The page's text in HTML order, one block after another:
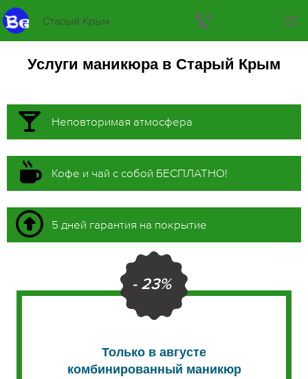
Старый Крым
Услуги маникюра в Старый Крым
Неповторимая атмосфера
Кофе и чай с собой БЕСПЛАТНО!
5 дней гарантия на покрытие
- 23%
Только в августе
комбинированный маникюр